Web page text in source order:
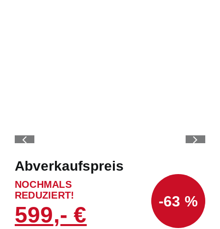
Abverkaufspreis
NOCHMALS
REDUZIERT!
599
-63 %